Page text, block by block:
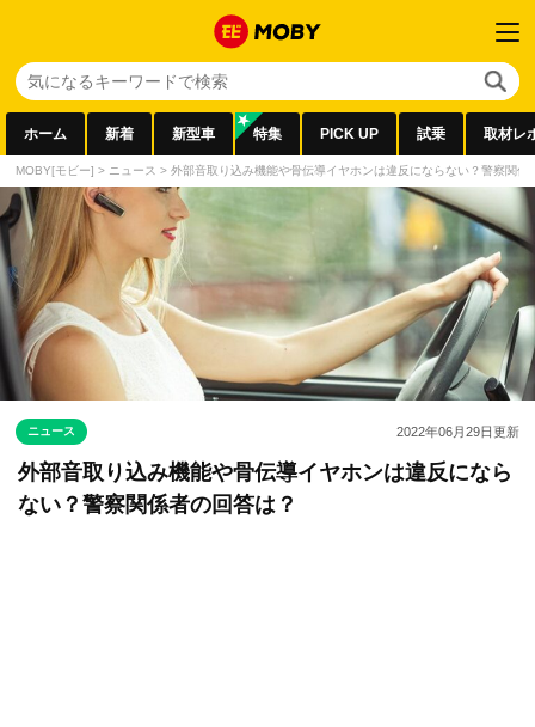
ホーム 新着 新型車 特集 PICK UP 試乗 取材レ
MOBY[モビー] > ニュース > 外部音取り込み機能や骨伝導イヤホンは違反にならない？警察関係
ニュース 2022年06月29日更新
外部音取り込み機能や骨伝導イヤホンは違反になら
ない？警察関係者の回答は？